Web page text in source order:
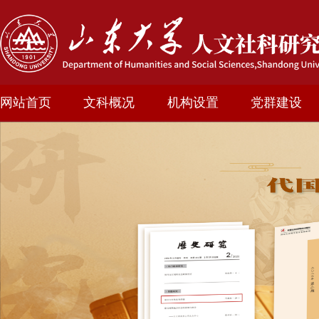
网站首页 文科概况 机构设置 党群建设